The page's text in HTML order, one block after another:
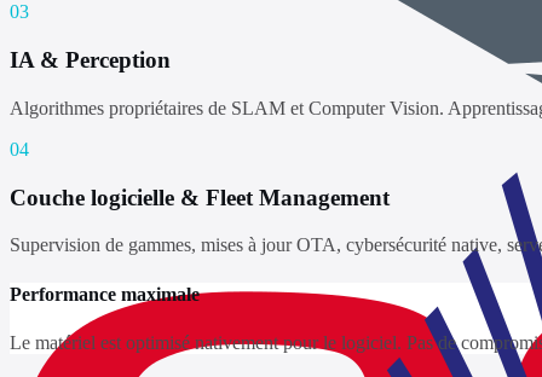
03
IA & Perception
Algorithmes propriétaires de SLAM et Computer Vision.
04
Couche logicielle & Fleet Management
Supervision de gammes, mises à jour OTA, cybersécurité native,
Performance maximale
Le matériel est optimisé nativement pour le logiciel. Pas de